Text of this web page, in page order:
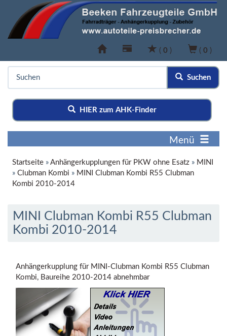
( 0 ) ( 0 )
Suchen
HIER zum AHK-Finder
Menü
Startseite » Anhängerkupplungen für PKW ohne Esatz » MINI
» Clubman Kombi » MINI Clubman Kombi R55 Clubman
Kombi 2010-2014
MINI Clubman Kombi R55 Clubman
Kombi 2010-2014
Anhängerkupplung für MINI-Clubman Kombi R55 Clubman
Kombi, Baureihe 2010-2014 abnehmbar